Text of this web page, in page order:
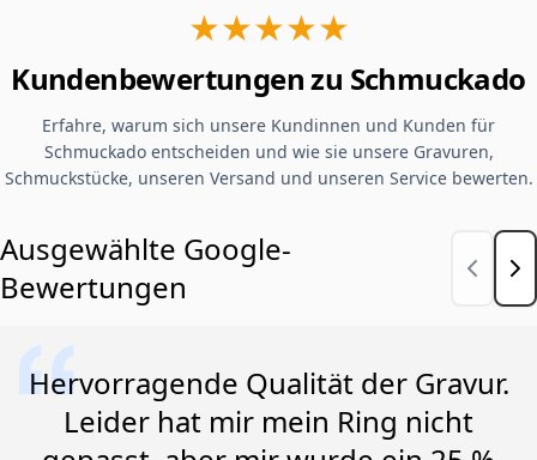
★★★★★
Kundenbewertungen zu Schmuckado
Erfahre, warum sich unsere Kundinnen und Kunden für
Schmuckado entscheiden und wie sie unsere Gravuren,
Schmuckstücke, unseren Versand und unseren Service bewerten.
Ausgewählte Google-
Bewertungen
Hervorragende Qualität der Gravur.
Leider hat mir mein Ring nicht